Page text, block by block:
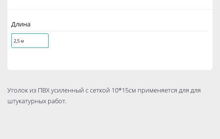
Длина
2,5 м
Уголок из ПВХ усиленный с сеткой 10*15см применяется для для
штукатурных работ.